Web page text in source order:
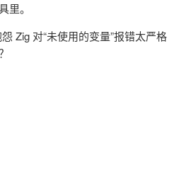
里。
Zig 对“未使用的变量”报错太严格